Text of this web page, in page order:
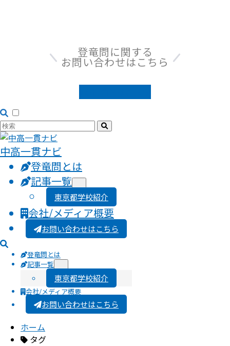
登竜問に関する
お問い合わせはこちら
中高一貫ナビ
登竜問とは
記事一覧
東京都学校紹介
会社/メディア概要
お問い合わせはこちら
登竜問とは
記事一覧
東京都学校紹介
会社/メディア概要
お問い合わせはこちら
ホーム
タグ